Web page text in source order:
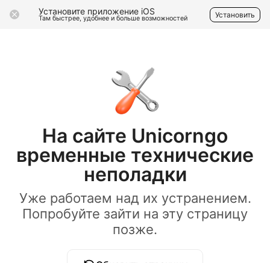
Установите приложение iOS
Там быстрее, удобнее и больше возможностей Установить
На сайте Unicorngo
временные технические
неполадки
Уже работаем над их устранением.
Попробуйте зайти на эту страницу
позже.